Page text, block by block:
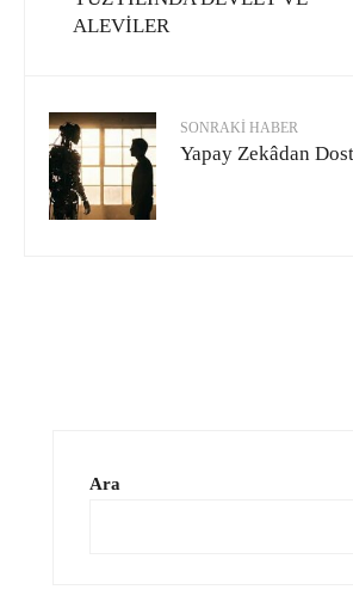
ALEVİLER
SONRAKI HABER
Yapay Zekâdan
Ara